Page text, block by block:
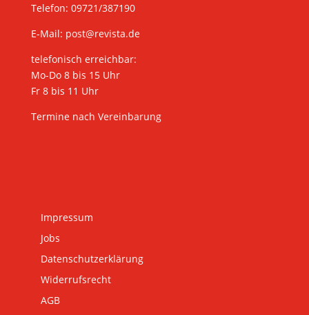
Telefon: 09721/387190
E-Mail: post@revista.de
telefonisch erreichbar:
Mo-Do 8 bis 15 Uhr
Fr 8 bis 11 Uhr
Termine nach Vereinbarung
Impressum
Jobs
Datenschutzerklärung
Widerrufsrecht
AGB